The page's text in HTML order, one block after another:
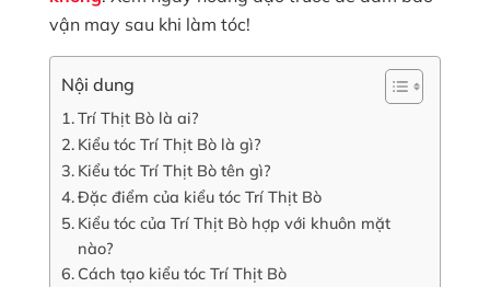
vận may sau khi làm tóc!
Nội dung
Trí Thịt Bò là ai?
Kiểu tóc Trí Thịt Bò là gì?
Kiểu tóc Trí Thịt Bò tên gì?
Đặc điểm của kiểu tóc Trí Thịt Bò
Kiểu tóc của Trí Thịt Bò hợp với khuôn mặt
nào?
Cách tạo kiểu tóc Trí Thịt Bò